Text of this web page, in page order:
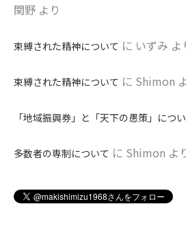
関野 より
束縛された精神について に いずみ よ
束縛された精神について に Shimon
「地域振興券」と「天下の愚策」につ
多数者の専制について に Shimon よ